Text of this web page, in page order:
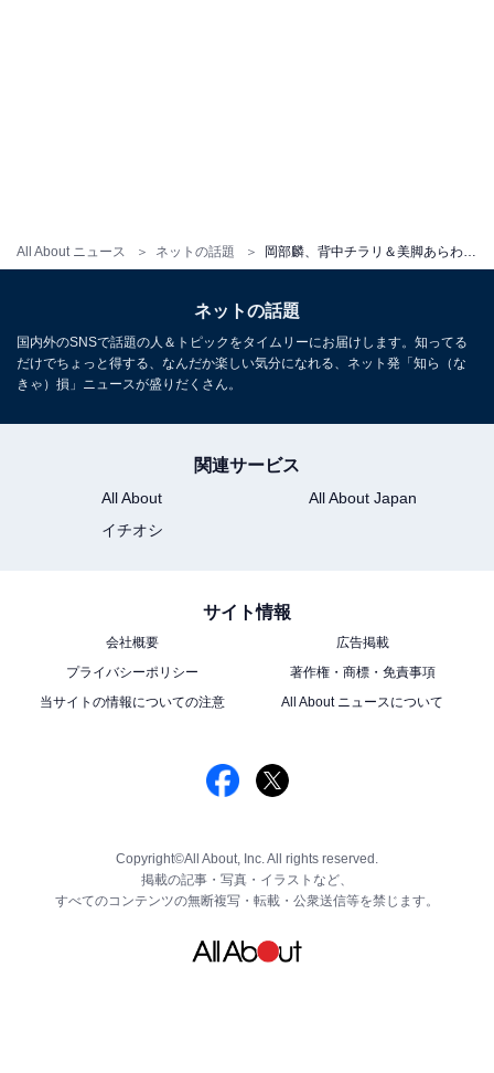
All About ニュース ネットの話題
ネットの話題
国内外のSNSで話題の人＆トピックをタイムリーにお届けします。知ってる
だけでちょっと得する、なんだか楽しい気分になれる、ネット発「知ら（な
きゃ）損」ニュースが盛りだくさん。
関連サービス
All About
All About Japan
イチオシ
サイト情報
会社概要
広告掲載
プライバシーポリシー
著作権・商標・免責事項
当サイトの情報についての注意
All About ニュースについて
Copyright©All About, Inc. All rights reserved.
掲載の記事・写真・イラストなど、
すべてのコンテンツの無断複写・転載・公衆送信等を禁じます。